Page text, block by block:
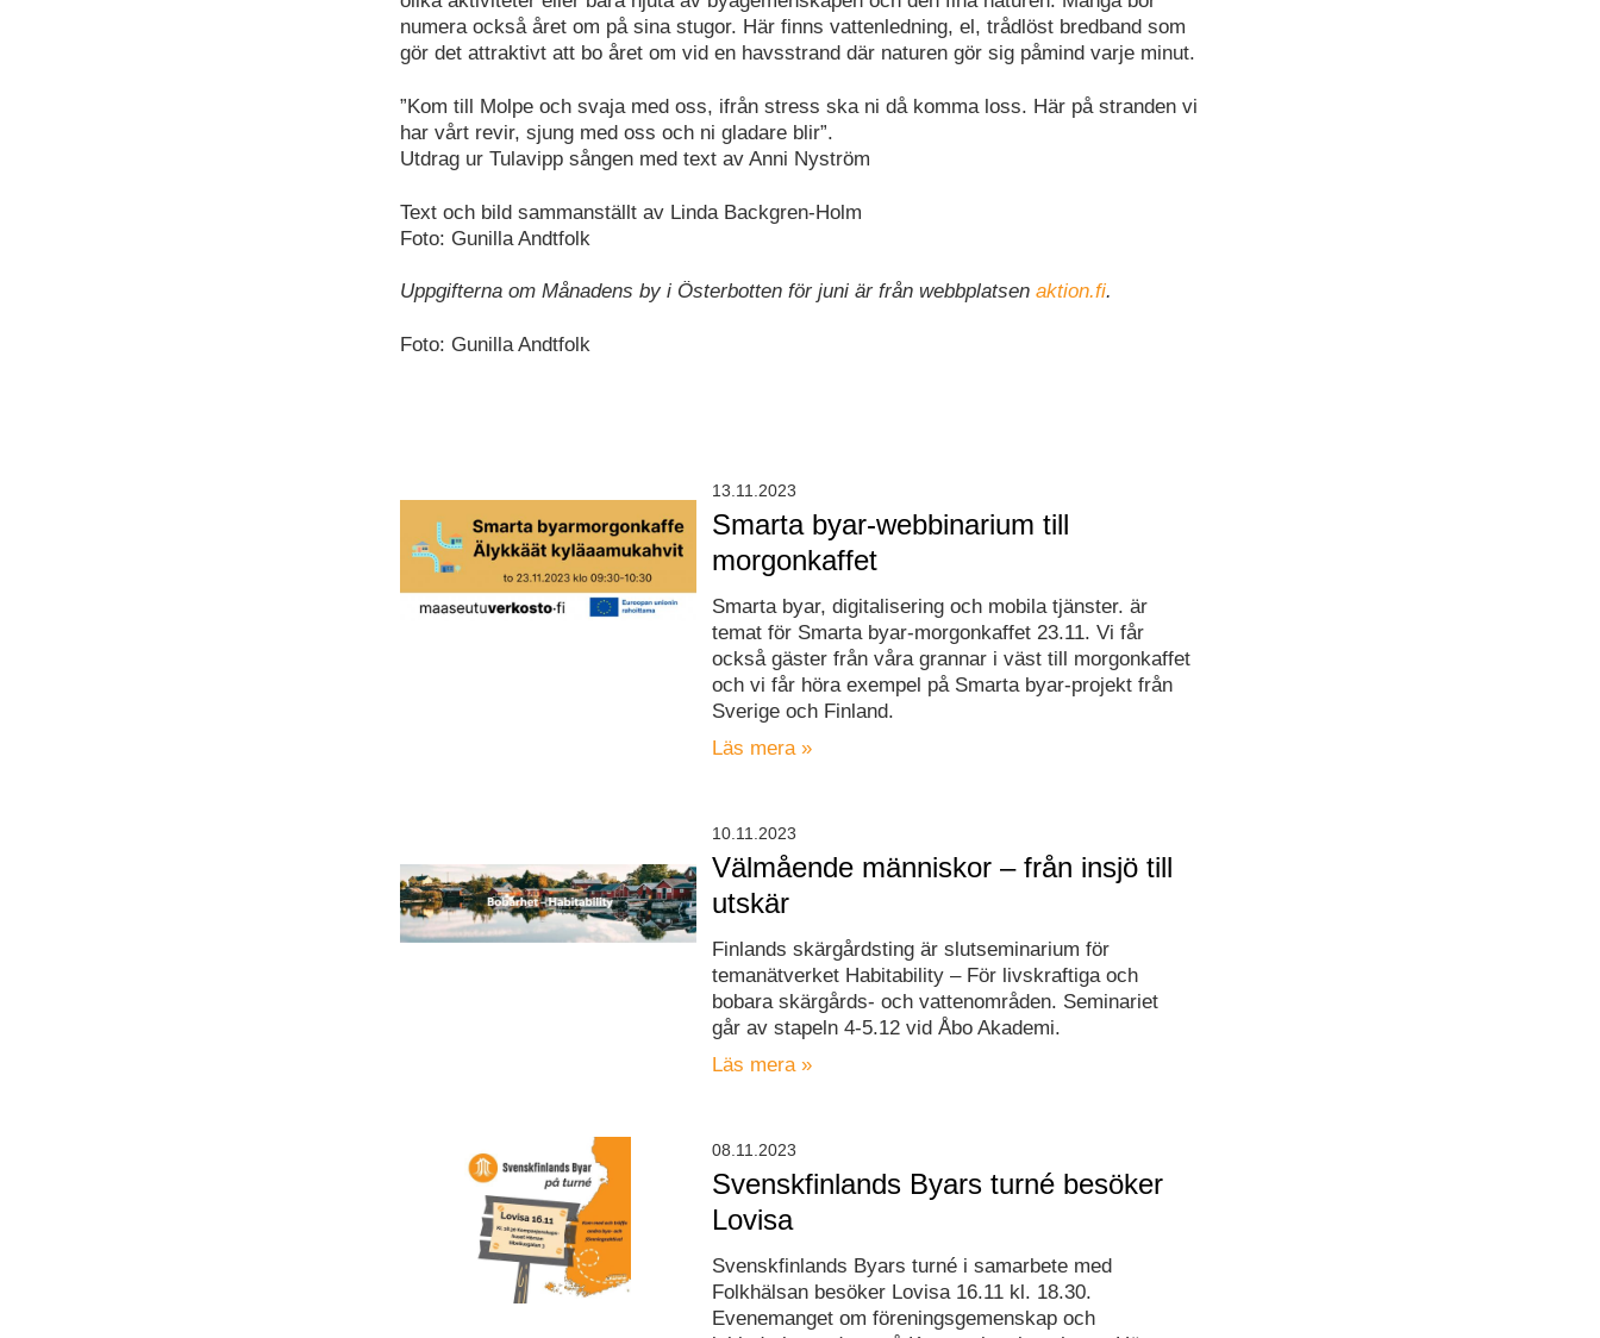
numera också året om på sina stugor. Här finns vattenledning, el, trådlöst bredband som
gör det attraktivt att bo året om vid en havsstrand där naturen gör sig påmind varje minut.
”Kom till Molpe och svaja med oss, ifrån stress ska ni då komma loss. Här på stranden vi
har vårt revir, sjung med oss och ni gladare blir”.
Utdrag ur Tulavipp sången med text av Anni Nyström
Text och bild sammanställt av Linda Backgren-Holm
Foto: Gunilla Andtfolk
Uppgifterna om Månadens by i Österbotten för juni är från webbplatsen aktion.fi.
Foto: Gunilla Andtfolk
Smarta byar-webbinarium till
morgonkaffet
Smarta byar, digitalisering och mobila tjänster. är
temat för Smarta byar-morgonkaffet 23.11. Vi får
också gäster från våra grannar i väst till morgonkaffet
och vi får höra exempel på Smarta byar-projekt från
Sverige och Finland.
Läs mera »
13.11.2023
Välmående människor – från insjö till
utskär
Finlands skärgårdsting är slutseminarium för
temanätverket Habitability – För livskraftiga och
bobara skärgårds- och vattenområden. Seminariet
går av stapeln 4-5.12 vid Åbo Akademi.
Läs mera »
10.11.2023
Svenskfinlands Byars turné besöker
Lovisa
Svenskfinlands Byars turné i samarbete med
Folkhälsan besöker Lovisa 16.11 kl. 18.30.
Evenemanget om föreningsgemenskap och
08.11.2023